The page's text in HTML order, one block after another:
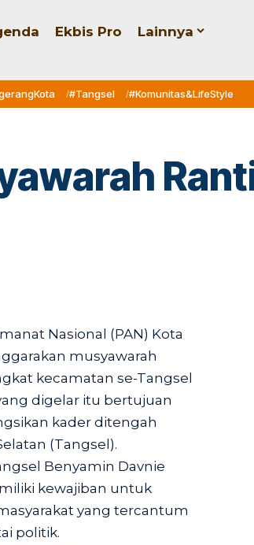
Ekbis Pro Lainnya
#Tangsel #Komunitas&LifeStyle
Nasional (PAN) Kota
musyawarah
kecamatan se-Tangsel
digelar itu bertujuan
kader ditengah
(Tangsel).
Benyamin Davnie
kewajiban untuk
yang tercantum
politik.